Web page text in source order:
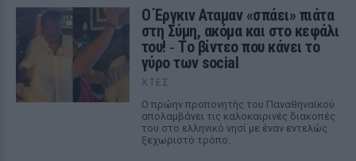
Ο Έργκιν Αταμαν «σπάει» πιάτα
στη Σύμη, ακόμα και στο κεφάλι
του! ‑ Tο βίντεο που κάνει το
γύρο των social
ΧΤΕΣ
Ο πρώην προπονητής του Παναθηναϊκού
απολαμβάνει τις καλοκαιρινές διακοπές
του στο ελληνικό νησί με έναν εντελώς
ξεχωριστό τρόπο.